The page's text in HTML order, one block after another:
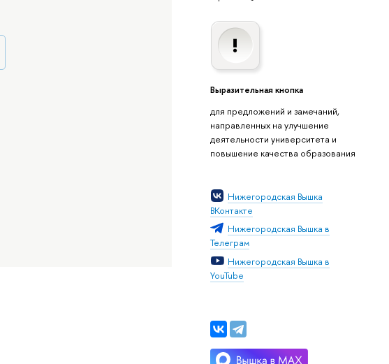
Выразительная кнопка
для предложений и замечаний,
направленных на улучшение
деятельности университета и
повышение качества образования
Нижегородская Вышка
ВКонтакте
Нижегородская Вышка в
Телеграм
Нижегородская Вышка в
YouTube